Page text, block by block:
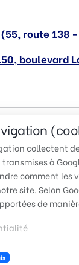
collectent
à
comment les
site. Selon
de
route 138
boulevard
d'accueil
de